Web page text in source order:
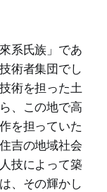
系氏族」であ
術者集団でし
術を担った土
、この地で高
を担っていた
吉の地域社会
技によって築
、その輝かし